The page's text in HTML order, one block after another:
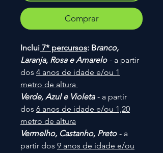
Comprar
Inclui 7* percursos: Branco,
Laranja, Rosa e Amarelo - a partir
dos 4 anos de idade e/ou 1
metro de altura
Verde, Azul e Violeta - a partir
dos 6 anos de idade e/ou 1,20
metro de altura
Vermelho, Castanho, Preto - a
partir dos 9 anos de idade e/ou